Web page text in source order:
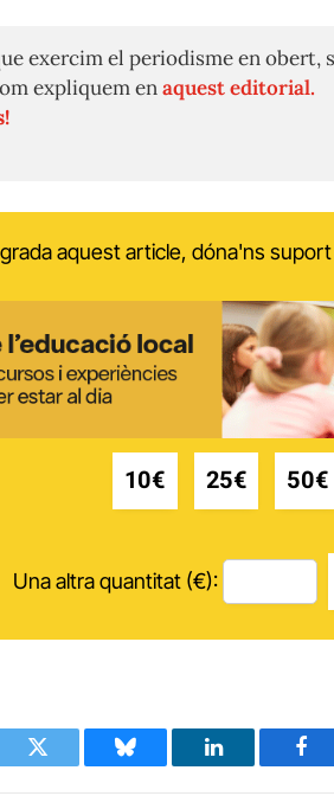
exercim el periodisme en obert,
expliquem enaquest editorial.
aquest article, dóna'ns
10€ 25€ 50€
Una altra quantitat (€):
Twitter Bluesky LinkedIn